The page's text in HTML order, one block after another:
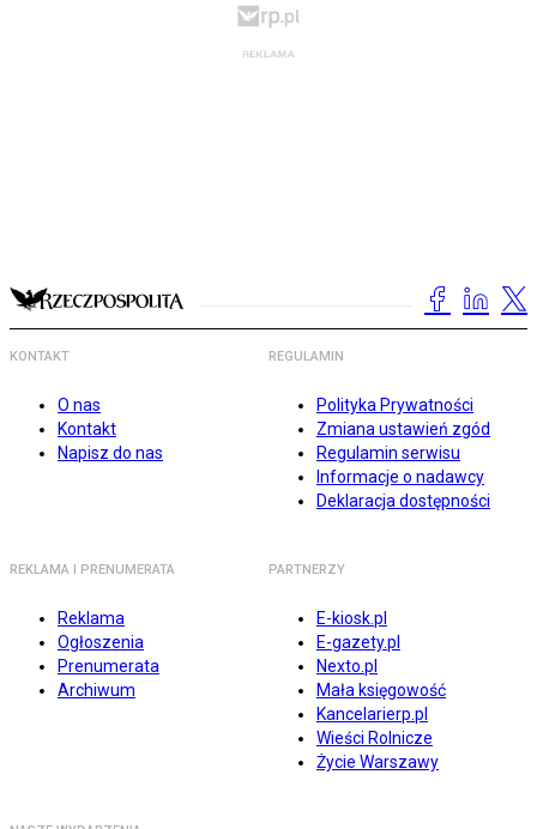
KONTAKT
O nas
Kontakt
Napisz do nas
REGULAMIN
Polityka Prywatności
Zmiana ustawień zgód
Regulamin serwisu
Informacje o nadawcy
Deklaracja dostępności
REKLAMA I PRENUMERATA
Reklama
Ogłoszenia
Prenumerata
Archiwum
PARTNERZY
E-kiosk.pl
E-gazety.pl
Nexto.pl
Mała księgowość
Kancelarierp.pl
Wieści Rolnicze
Życie Warszawy